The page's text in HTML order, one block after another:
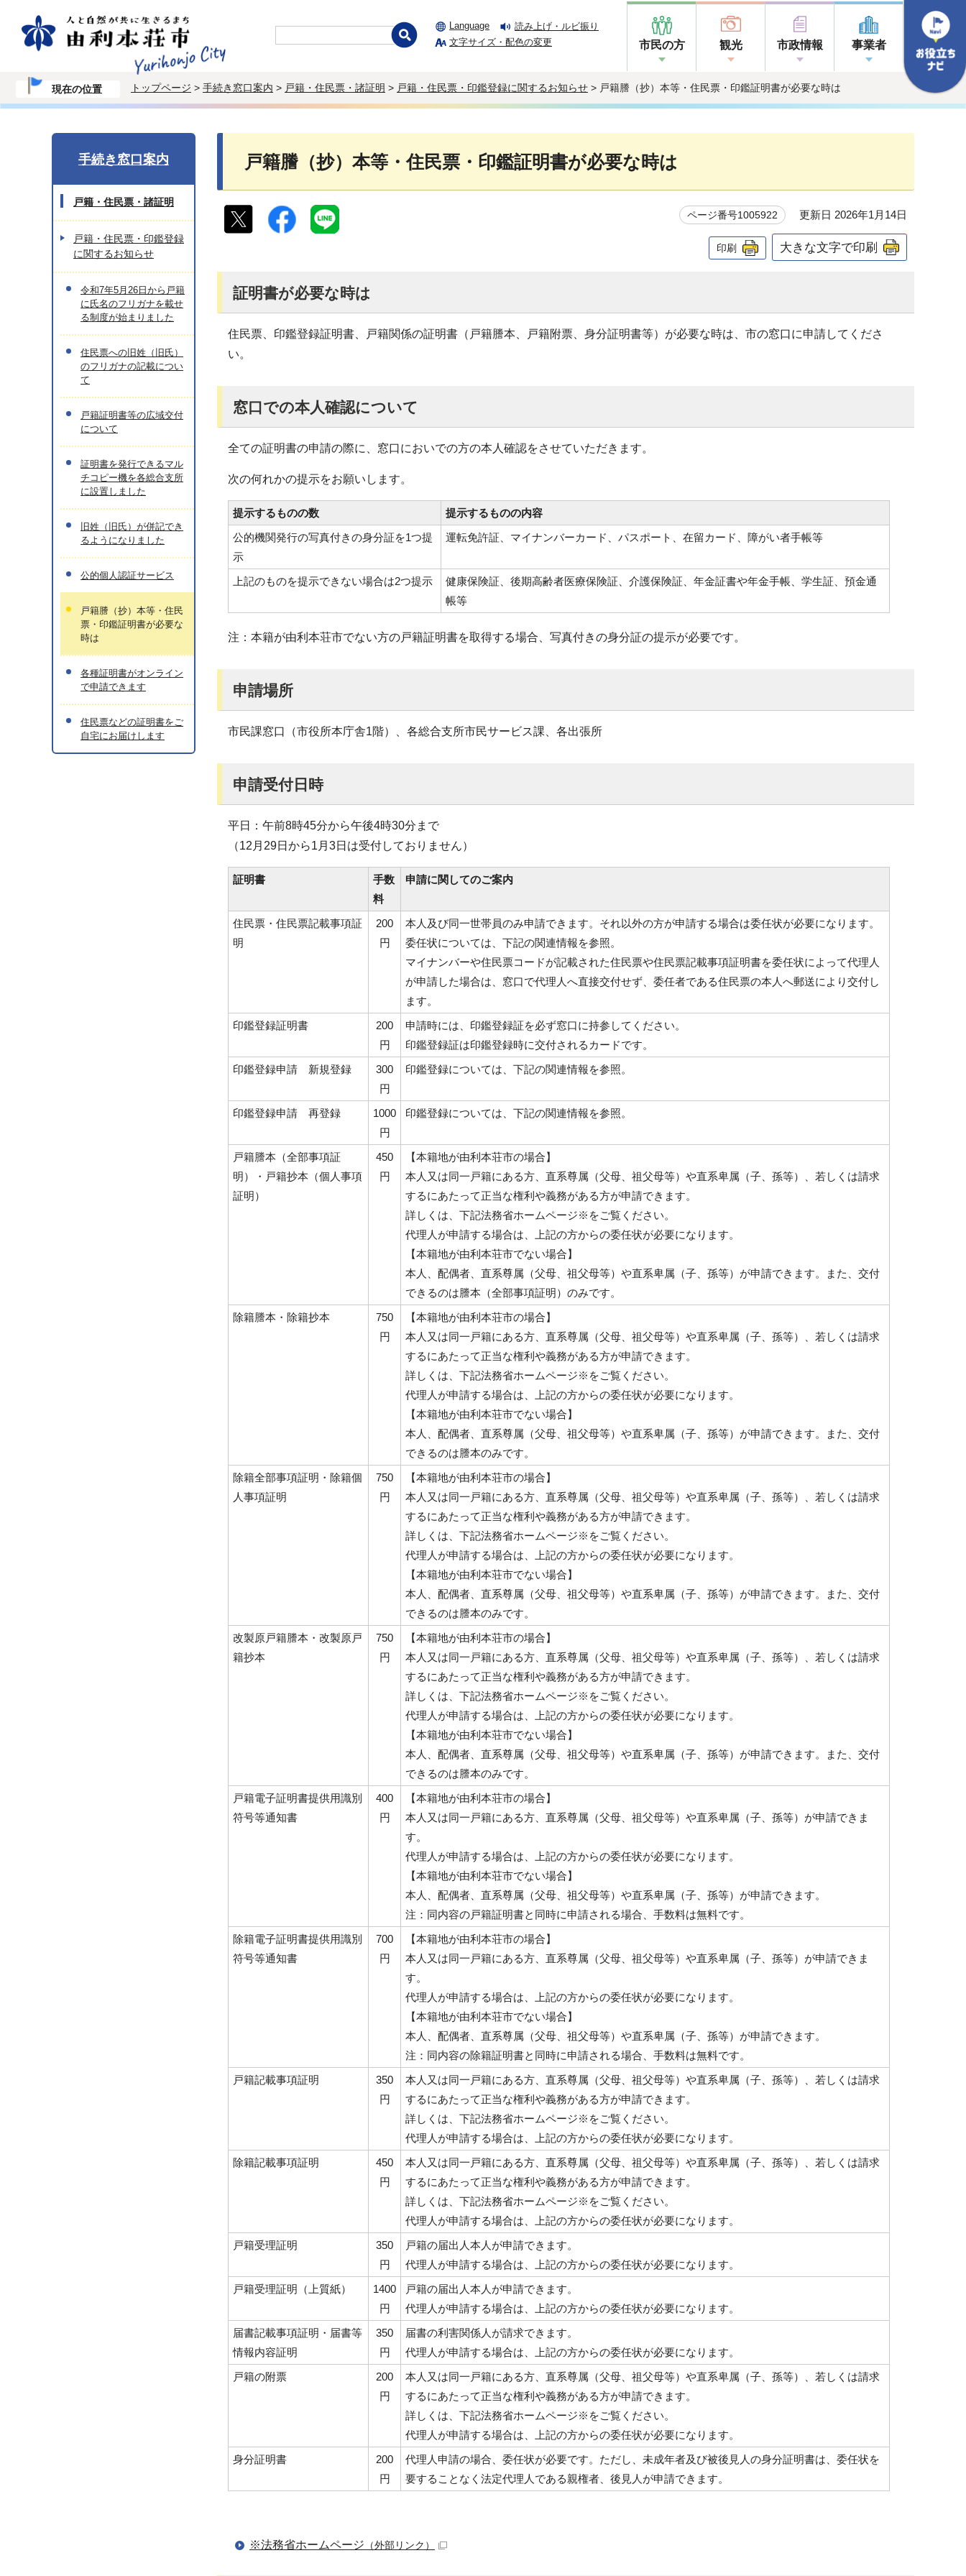
Language
読み上げ・ルビ振り
文字サイズ・配色の変更
市民の方 観光 市政情報 事業者
現在の位置 トップページ > 手続き窓口案内 > 戸籍・住民票・諸証明 > 戸籍・住民票・印鑑登録に関するお知らせ > 戸籍謄（抄）本等・住民票・印鑑証明書が必要な時は
戸籍謄（抄）本等・住民票・印鑑証明書が必要な時は
ページ番号1005922 更新日 2026年1月14日
印刷 大きな文字で印刷
証明書が必要な時は
住民票、印鑑登録証明書、戸籍関係の証明書（戸籍謄本、戸籍附票、身分証明書等）が必要な時は、市の窓口に申請してくださ
い。
窓口での本人確認について
全ての証明書の申請の際に、窓口においでの方の本人確認をさせていただきます。
次の何れかの提示をお願いします。
提示するものの数
提示するものの内容
公的機関発行の写真付きの身分証を1つ提
示
運転免許証、マイナンバーカード、パスポート、在留カード、障がい者手帳等
上記のものを提示できない場合は2つ提示
健康保険証、後期高齢者医療保険証、介護保険証、年金証書や年金手帳、学生証、預金通
帳等
注：本籍が由利本荘市でない方の戸籍証明書を取得する場合、写真付きの身分証の提示が必要です。
申請場所
市民課窓口（市役所本庁舎1階）、各総合支所市民サービス課、各出張所
申請受付日時
平日：午前8時45分から午後4時30分まで
（12月29日から1月3日は受付しておりません）
証明書
手数
料
申請に関してのご案内
住民票・住民票記載事項証
明
200
円
本人及び同一世帯員のみ申請できます。それ以外の方が申請する場合は委任状が必要になります。
委任状については、下記の関連情報を参照。
マイナンバーや住民票コードが記載された住民票や住民票記載事項証明書を委任状によって代理人
が申請した場合は、窓口で代理人へ直接交付せず、委任者である住民票の本人へ郵送により交付し
ます。
印鑑登録証明書
200
円
申請時には、印鑑登録証を必ず窓口に持参してください。
印鑑登録証は印鑑登録時に交付されるカードです。
印鑑登録申請 新規登録
300
円
印鑑登録については、下記の関連情報を参照。
印鑑登録申請 再登録
1000
円
印鑑登録については、下記の関連情報を参照。
戸籍謄本（全部事項証
明）・戸籍抄本（個人事項
証明）
450
円
【本籍地が由利本荘市の場合】
本人又は同一戸籍にある方、直系尊属（父母、祖父母等）や直系卑属（子、孫等）、若しくは請求
するにあたって正当な権利や義務がある方が申請できます。
詳しくは、下記法務省ホームページ※をご覧ください。
代理人が申請する場合は、上記の方からの委任状が必要になります。
【本籍地が由利本荘市でない場合】
本人、配偶者、直系尊属（父母、祖父母等）や直系卑属（子、孫等）が申請できます。また、交付
できるのは謄本（全部事項証明）のみです。
除籍謄本・除籍抄本
750
円
【本籍地が由利本荘市の場合】
本人又は同一戸籍にある方、直系尊属（父母、祖父母等）や直系卑属（子、孫等）、若しくは請求
するにあたって正当な権利や義務がある方が申請できます。
詳しくは、下記法務省ホームページ※をご覧ください。
代理人が申請する場合は、上記の方からの委任状が必要になります。
【本籍地が由利本荘市でない場合】
本人、配偶者、直系尊属（父母、祖父母等）や直系卑属（子、孫等）が申請できます。また、交付
できるのは謄本のみです。
除籍全部事項証明・除籍個
人事項証明
750
円
【本籍地が由利本荘市の場合】
本人又は同一戸籍にある方、直系尊属（父母、祖父母等）や直系卑属（子、孫等）、若しくは請求
するにあたって正当な権利や義務がある方が申請できます。
詳しくは、下記法務省ホームページ※をご覧ください。
代理人が申請する場合は、上記の方からの委任状が必要になります。
【本籍地が由利本荘市でない場合】
本人、配偶者、直系尊属（父母、祖父母等）や直系卑属（子、孫等）が申請できます。また、交付
できるのは謄本のみです。
改製原戸籍謄本・改製原戸
籍抄本
750
円
【本籍地が由利本荘市の場合】
本人又は同一戸籍にある方、直系尊属（父母、祖父母等）や直系卑属（子、孫等）、若しくは請求
するにあたって正当な権利や義務がある方が申請できます。
詳しくは、下記法務省ホームページ※をご覧ください。
代理人が申請する場合は、上記の方からの委任状が必要になります。
【本籍地が由利本荘市でない場合】
本人、配偶者、直系尊属（父母、祖父母等）や直系卑属（子、孫等）が申請できます。また、交付
できるのは謄本のみです。
戸籍電子証明書提供用識別
符号等通知書
400
円
【本籍地が由利本荘市の場合】
本人又は同一戸籍にある方、直系尊属（父母、祖父母等）や直系卑属（子、孫等）が申請できま
す。
代理人が申請する場合は、上記の方からの委任状が必要になります。
【本籍地が由利本荘市でない場合】
本人、配偶者、直系尊属（父母、祖父母等）や直系卑属（子、孫等）が申請できます。
注：同内容の戸籍証明書と同時に申請される場合、手数料は無料です。
除籍電子証明書提供用識別
符号等通知書
700
円
【本籍地が由利本荘市の場合】
本人又は同一戸籍にある方、直系尊属（父母、祖父母等）や直系卑属（子、孫等）が申請できま
す。
代理人が申請する場合は、上記の方からの委任状が必要になります。
【本籍地が由利本荘市でない場合】
本人、配偶者、直系尊属（父母、祖父母等）や直系卑属（子、孫等）が申請できます。
注：同内容の除籍証明書と同時に申請される場合、手数料は無料です。
戸籍記載事項証明
350
円
本人又は同一戸籍にある方、直系尊属（父母、祖父母等）や直系卑属（子、孫等）、若しくは請求
するにあたって正当な権利や義務がある方が申請できます。
詳しくは、下記法務省ホームページ※をご覧ください。
代理人が申請する場合は、上記の方からの委任状が必要になります。
除籍記載事項証明
450
円
本人又は同一戸籍にある方、直系尊属（父母、祖父母等）や直系卑属（子、孫等）、若しくは請求
するにあたって正当な権利や義務がある方が申請できます。
詳しくは、下記法務省ホームページ※をご覧ください。
代理人が申請する場合は、上記の方からの委任状が必要になります。
戸籍受理証明
350
円
戸籍の届出人本人が申請できます。
代理人が申請する場合は、上記の方からの委任状が必要になります。
戸籍受理証明（上質紙）
1400
円
戸籍の届出人本人が申請できます。
代理人が申請する場合は、上記の方からの委任状が必要になります。
届書記載事項証明・届書等
情報内容証明
350
円
届書の利害関係人が請求できます。
代理人が申請する場合は、上記の方からの委任状が必要になります。
戸籍の附票
200
円
本人又は同一戸籍にある方、直系尊属（父母、祖父母等）や直系卑属（子、孫等）、若しくは請求
するにあたって正当な権利や義務がある方が申請できます。
詳しくは、下記法務省ホームページ※をご覧ください。
代理人が申請する場合は、上記の方からの委任状が必要になります。
身分証明書
200
円
代理人申請の場合、委任状が必要です。ただし、未成年者及び被後見人の身分証明書は、委任状を
要することなく法定代理人である親権者、後見人が申請できます。
※法務省ホームページ （外部リンク）
手続き窓口案内
戸籍・住民票・諸証明
戸籍・住民票・印鑑登録
に関するお知らせ
令和7年5月26日から戸籍
に氏名のフリガナを載せ
る制度が始まりました
住民票への旧姓（旧氏）
のフリガナの記載につい
て
戸籍証明書等の広域交付
について
証明書を発行できるマル
チコピー機を各総合支所
に設置しました
旧姓（旧氏）が併記でき
るようになりました
公的個人認証サービス
戸籍謄（抄）本等・住民
票・印鑑証明書が必要な
時は
各種証明書がオンライン
で申請できます
住民票などの証明書をご
自宅にお届けします